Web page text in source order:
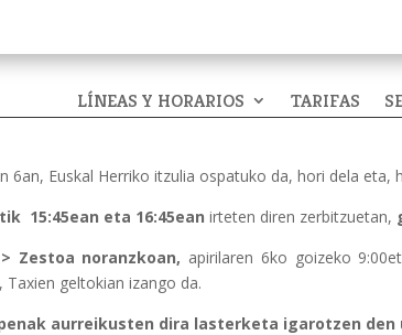
LÍNEAS Y HORARIOS TARIFAS
6an, Euskal Herriko itzulia ospatuko da, hori dela eta,
15:45ean eta 16:45ean irteten diren zerbitzuetan,
Zestoa noranzkoan, apirilaren 6ko goizeko
Taxien geltokian izango da.
aurreikusten dira lasterketa igarotzen den